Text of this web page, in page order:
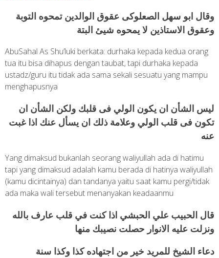
وعقوق الاستاذين لا يمحوه شيئ البتة
AbuSahal As Shu’luki berkata: durhaka kepada kedua orang
tua itu bisa dihapus dengan taubat, tapi durhaka kepada
ustadz/guru itu tidak ada sama sekali sesuatu yang mampu
menghapusnya
ليس الشأن ان يكون الولي فى قلبك ولكن الشأن ان
تكون فى قلب الولي وعلامة ذلك ان يسأل عنك اذا غبت
عنه
Yang dimaksud bukanlah seorang waliyullah ada di hatimu
tapi yang dimaksud adalah kamu berada di hatinya waliyullah
(kamu dicintainya) dan tandanya yaitu saat kamu pergi/tidak
ada maka wali tersebut menanyakan keadaanmu
قال الحبيب علي الحبشي اذا كنت في قلب عارف بالله
ونزلت عليه الانوار حصلت نصيبك منها
دعاء الشيخ للمريد خير من اجتهاده كذا وكذا سنة